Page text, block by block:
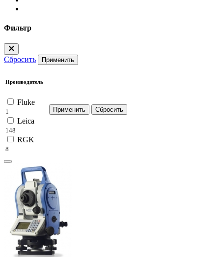
Фильтр
Сбросить Применить
Производитель
Fluke
1
Leica
148
RGK
8